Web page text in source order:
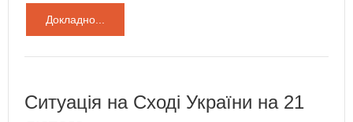
Докладно...
Ситуація на Сході України на 21